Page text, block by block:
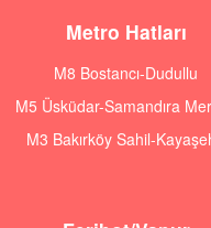
Metro Hatları
M8 Bostancı-Dudullu
M5 Üsküdar-Samandıra
M3 Bakırköy Sahil-